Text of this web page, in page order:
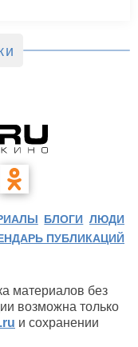
БЛОГИ ЛЮДИ
ПУБЛИКАЦИЙ
материалов без
возможна только
и сохранении